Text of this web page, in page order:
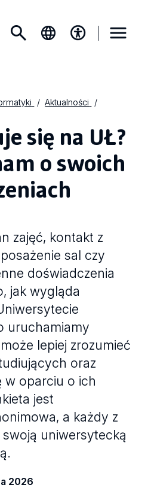
Aktualności
się na UŁ?
o swoich
zajęć, kontakt z
sal czy
doświadczenia
jak wygląda
uruchamiamy
lepiej zrozumieć
oraz
w oparciu o ich
jest
a każdy z
swoją uniwersytecką
2026